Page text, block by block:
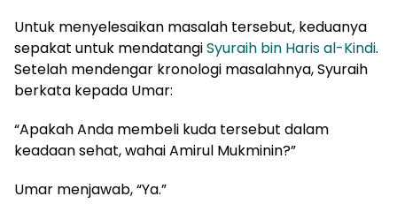
Untuk menyelesaikan masalah tersebut, keduanya
sepakat untuk mendatangiSyuraih bin Haris al-Kindi.
Setelah mendengar kronologi masalahnya, Syuraih
berkata kepada Umar:
“Apakah Anda membeli kuda tersebut dalam
keadaan sehat, wahai Amirul Mukminin?”
Umar menjawab, “Ya.”